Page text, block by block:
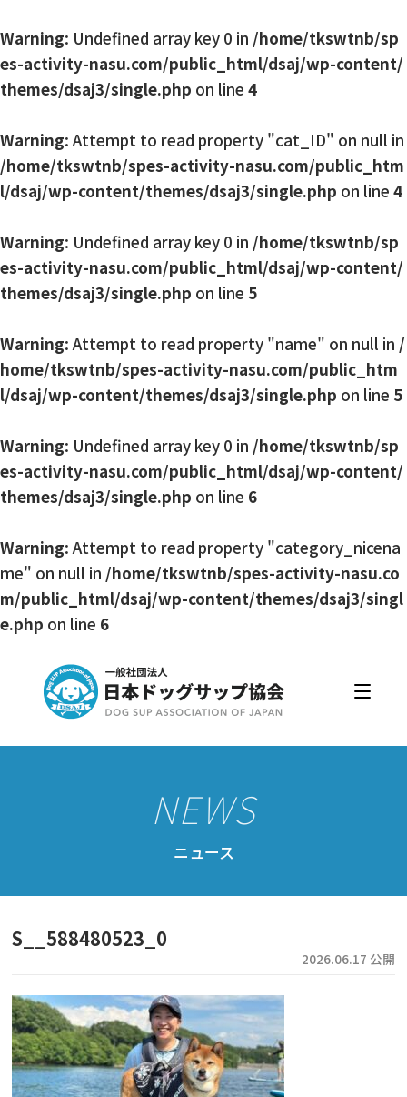
Warning: Undefined array key 0 in /home/tkswtnb/sp
es-activity-nasu.com/public_html/dsaj/wp-content/
themes/dsaj3/single.php on line 4
Warning: Attempt to read property "cat_ID" on null in
/home/tkswtnb/spes-activity-nasu.com/public_htm
l/dsaj/wp-content/themes/dsaj3/single.php on line 4
Warning: Undefined array key 0 in /home/tkswtnb/sp
es-activity-nasu.com/public_html/dsaj/wp-content/
themes/dsaj3/single.php on line 5
Warning: Attempt to read property "name" on null in /
home/tkswtnb/spes-activity-nasu.com/public_htm
l/dsaj/wp-content/themes/dsaj3/single.php on line 5
Warning: Undefined array key 0 in /home/tkswtnb/sp
es-activity-nasu.com/public_html/dsaj/wp-content/
themes/dsaj3/single.php on line 6
Warning: Attempt to read property "category_nicena
me" on null in /home/tkswtnb/spes-activity-nasu.co
m/public_html/dsaj/wp-content/themes/dsaj3/singl
e.php on line 6
入会・更新
公認スクール・インストラクター
資格取得・協会規約
ドッグサップをはじめよう
ニュース
ニュース
S__588480523_0
2026.06.17 公開